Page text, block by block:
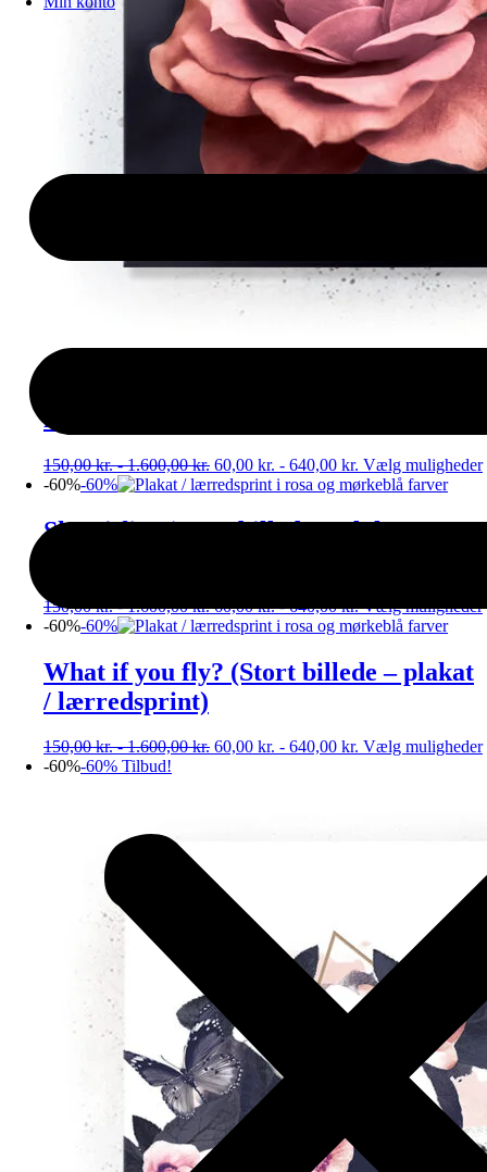
lærredsprint)
150,00kr.-1.600,00kr. 60,00 kr. - 640,00 kr. Vælg muligheder
-60%-60%
Skov i fjer (Stort billede – plakat /
150,00kr.-1.600,00kr. 60,00kr.-640,00kr. Vælg muligheder
-60%-60%
What if you fly? (Stort billede – plakat
/ lærredsprint)
150,00kr.-1.600,00kr. 60,00 kr. - 640,00 kr. Vælg muligheder
-60%-60% Tilbud!